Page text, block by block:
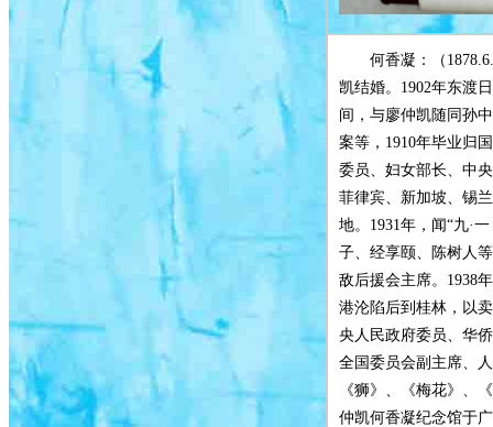
何香凝：（
凯结婚。1902年东渡
间，与廖仲凯随同孙
案等，1910年毕业归
委员、妇女部长、中
菲律宾、新加坡、锡
地。1931年，闻“九·
子、经享颐、陈树人
敌后援会主席。1938
港沦陷后到桂林，以
央人民政府委员、华
全国委员会副主席、
《狮》、《梅花》、
仲凯何香凝纪念馆于